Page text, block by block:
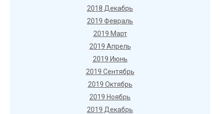
2018 Декабрь
2019 Февраль
2019 Март
2019 Апрель
2019 Июнь
2019 Сентябрь
2019 Октябрь
2019 Ноябрь
2019 Декабрь